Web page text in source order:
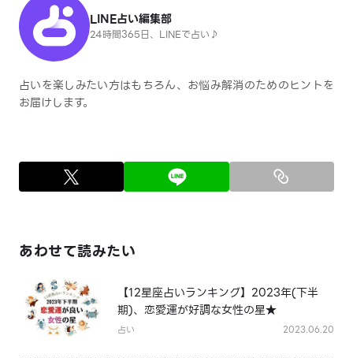
LINE占い編集部
24時間365日、LINEで占い♪
占いを楽しみたい方はもちろん、お悩み解消のためのヒントを
お届けします。
あわせて読みたい
【12星座占いランキング】2023年(下半
期)、恋愛運が好調な女性の星★
占い 2023.06.20